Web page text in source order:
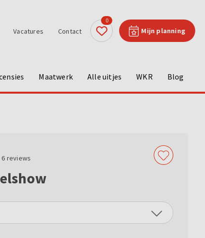
Mijn planning
0
Vacatures Contact
Maatwerk Alle uitjes WKR Blog
6 reviews